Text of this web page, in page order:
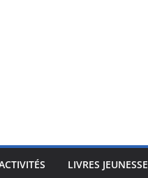
LIVRES JEUNESSE